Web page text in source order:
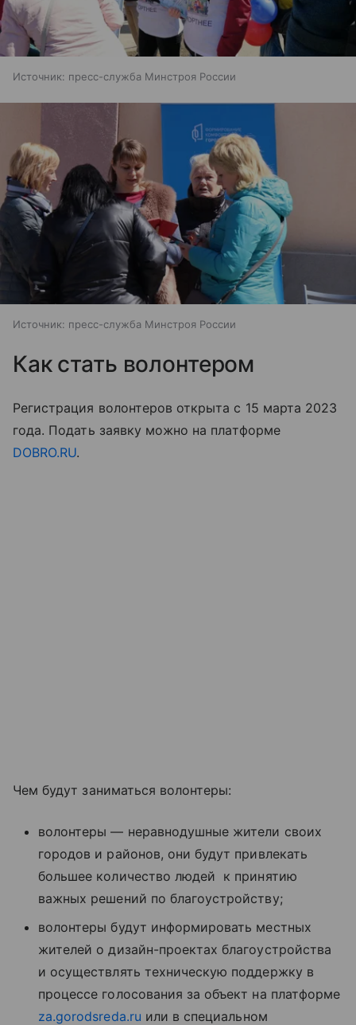
Источник: пресс-служба Минстроя России
Источник: пресс-служба Минстроя России
Как стать волонтером
Регистрация волонтеров открыта с 15 марта 2023
года. Подать заявку можно на платформе
DOBRO.RU.
Чем будут заниматься волонтеры:
волонтеры — неравнодушные жители своих
городов и районов, они будут привлекать
большее количество людей к принятию
важных решений по благоустройству;
волонтеры будут информировать местных
жителей о дизайн-проектах благоустройства
и осуществлять техническую поддержку в
процессе голосования за объект на платформе
za.gorodsreda.ru или в специальном